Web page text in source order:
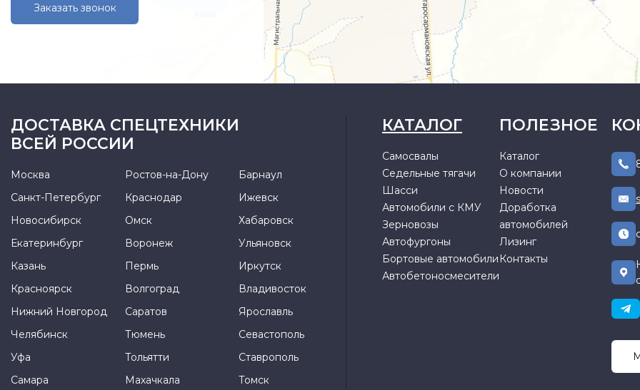
Заказать звонок
ДОСТАВКА СПЕЦТЕХНИКИ
ВСЕЙ РОССИИ
Москва Ростов-на-Дону
Барнаул
Санкт-Петербург
Краснодар
Ижевск
Новосибирск
Омск
Хабаровск
Екатеринбург
Воронеж
Ульяновск
Казань
Пермь
Иркутск
Красноярск
Волгоград
Владивосток
Нижний Новгород
Саратов
Ярославль
Челябинск
Тюмень
Севастополь
Уфа
Тольятти
Ставрополь
Самара
Махачкала Томск
КАТАЛОГ
Самосвалы
Седельные тягачи
Шасси
Автомобили с КМУ
Зерновозы
Автофургоны
Бортовые автомобили
Автобетоносмесители
ПОЛЕЗНОЕ
Каталог
О компании
Новости
Доработка
автомобилей
Лизинг
Контакты